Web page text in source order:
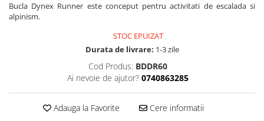
Bucla Dynex Runner este conceput pentru activitati de escalada si
alpinism.
STOC EPUIZAT
Durata de livrare: 1-3 zile
Cod Produs: BDDR60
Ai nevoie de ajutor? 0740863285
Adauga la Favorite Cere informatii